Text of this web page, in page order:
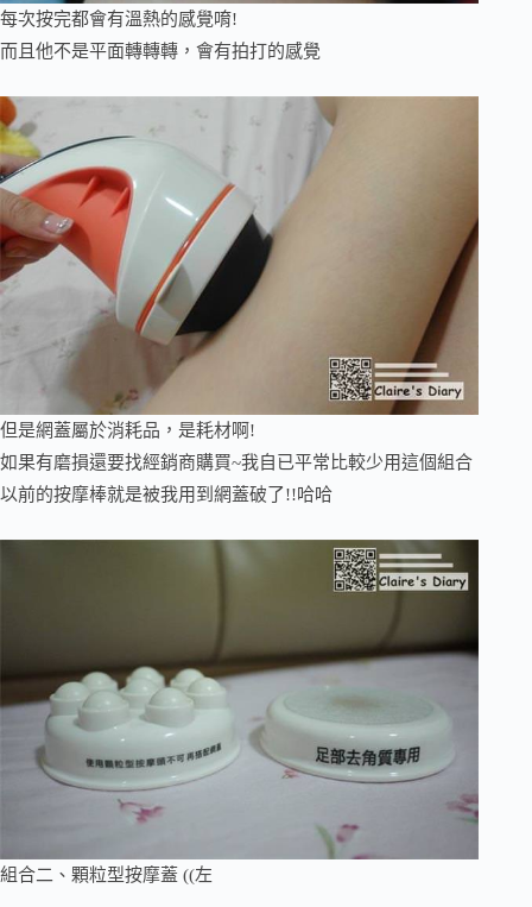
每次按完都會有溫熱的感覺唷!
而且他不是平面轉轉轉，會有拍打的感覺
但是網蓋屬於消耗品，是耗材啊!
如果有磨損還要找經銷商購買~我自已平常比較少用這個組合
以前的按摩棒就是被我用到網蓋破了!!哈哈
組合二、顆粒型按摩蓋 ((左